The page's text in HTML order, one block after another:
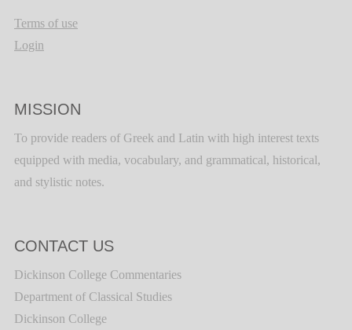
Terms of use
Login
MISSION
To provide readers of Greek and Latin with high interest texts
equipped with media, vocabulary, and grammatical, historical,
and stylistic notes.
CONTACT US
Dickinson College Commentaries
Department of Classical Studies
Dickinson College